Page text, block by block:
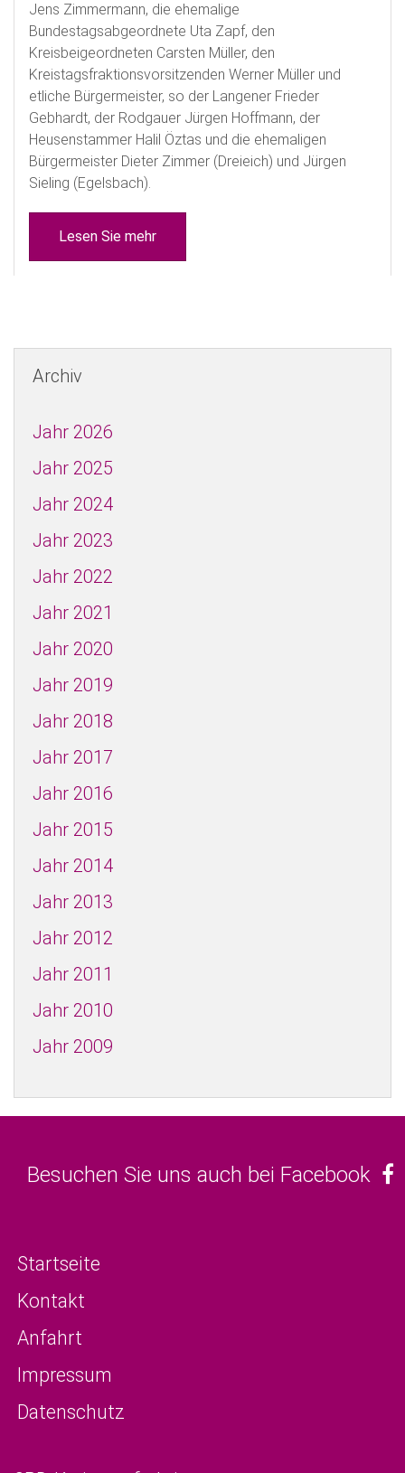
Jens Zimmermann, die ehemalige
Bundestagsabgeordnete Uta Zapf, den
Kreisbeigeordneten Carsten Müller, den
Kreistagsfraktionsvorsitzenden Werner Müller und
etliche Bürgermeister, so der Langener Frieder
Gebhardt, der Rodgauer Jürgen Hoffmann, der
Heusenstammer Halil Öztas und die ehemaligen
Bürgermeister Dieter Zimmer (Dreieich) und Jürgen
Sieling (Egelsbach).
Lesen Sie mehr
Archiv
Jahr 2026
Jahr 2025
Jahr 2024
Jahr 2023
Jahr 2022
Jahr 2021
Jahr 2020
Jahr 2019
Jahr 2018
Jahr 2017
Jahr 2016
Jahr 2015
Jahr 2014
Jahr 2013
Jahr 2012
Jahr 2011
Jahr 2010
Jahr 2009
Besuchen Sie uns auch bei Facebook
Startseite
Kontakt
Anfahrt
Impressum
Datenschutz